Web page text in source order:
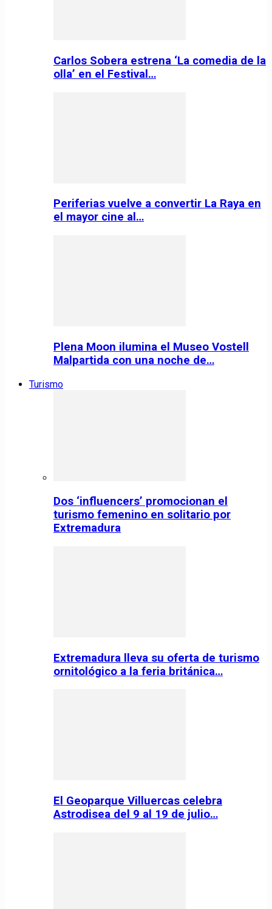
Carlos Sobera estrena ‘La comedia de la
olla’ en el Festival…
Periferias vuelve a convertir La Raya en
el mayor cine al…
Plena Moon ilumina el Museo Vostell
Malpartida con una noche de…
Turismo
Dos ‘influencers’ promocionan el
turismo femenino en solitario por
Extremadura
Extremadura lleva su oferta de turismo
ornitológico a la feria británica…
El Geoparque Villuercas celebra
Astrodisea del 9 al 19 de julio…